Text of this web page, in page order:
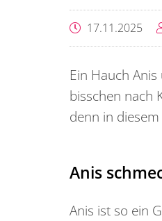
17.11.2025
Ein Hauch
bisschen nach
denn in
Anis
Anis ist so ein